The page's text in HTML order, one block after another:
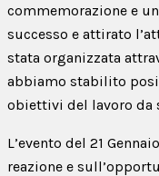
commemorazione e
successo e attirato
stata organizzata
abbiamo stabilito
obiettivi del lavoro da
L’evento del 21
reazione e